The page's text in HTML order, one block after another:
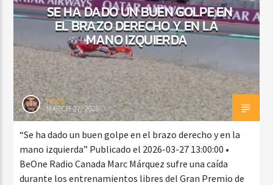
SE HA DADO UN BUEN GOLPE EN
EL BRAZO DERECHO Y EN LA
MANO IZQUIERDA
rasco
MARCH 27, 2026
“Se ha dado un buen golpe en el brazo derecho y en la
mano izquierda” Publicado el 2026-03-27 13:00:00 •
BeOne Radio Canada Marc Márquez sufre una caída
durante los entrenamientos libres del Gran Premio de